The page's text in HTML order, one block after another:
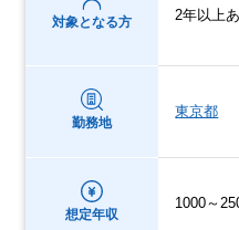
対象となる方
2年以上
勤務地
東京都
想定年収
1000～